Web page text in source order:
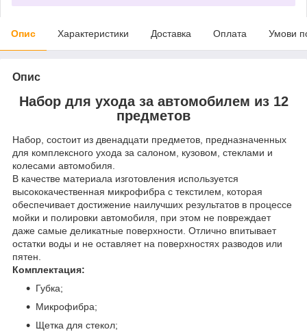
Опис Характеристики Доставка Оплата Умови
Опис
Набор для ухода за автомобилем из 12
предметов
Набор, состоит из двенадцати предметов, предназначенных
для комплексного ухода за салоном, кузовом, стеклами и
колесами автомобиля.
В качестве материала изготовления используется
высококачественная микрофибра с текстилем, которая
обеспечивает достижение наилучших результатов в процессе
мойки и полировки автомобиля, при этом не повреждает
даже самые деликатные поверхности. Отлично впитывает
остатки воды и не оставляет на поверхностях разводов или
пятен.
Комплектация:
Губка;
Микрофибра;
Щетка для стекол;